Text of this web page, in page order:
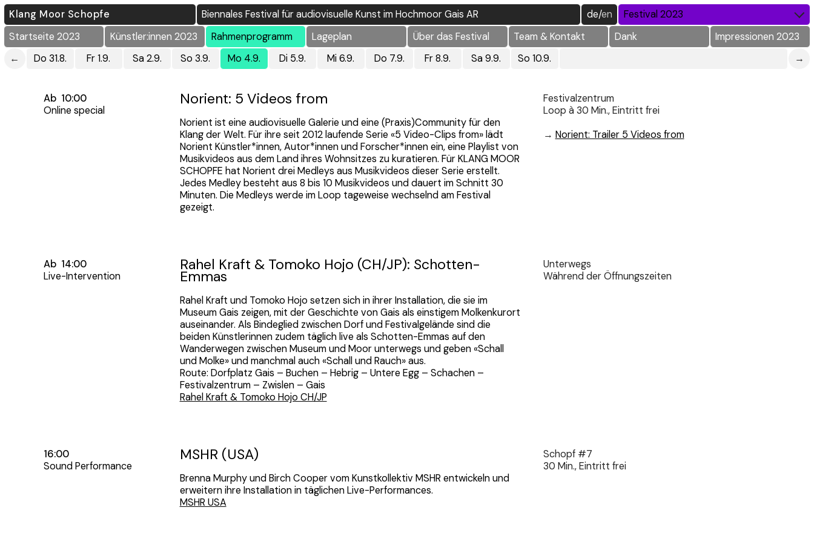
Klang Moor Schopfe Biennales Festival für audiovisuelle Kunst im Hochmoor Gais AR de/en
Festival 2023
Startseite 2023
Künstler:innen 2023 Rahmenprogramm Lageplan Über das Festival Team & Kontakt Dank
Impressionen 2023
←
Do 31.8. Fr 1.9. Sa 2.9. So 3.9. Mo 4.9. Di 5.9. Mi 6.9. Do 7.9. Fr 8.9. Sa 9.9. So 10.9. →
Ab 10:00
Online special
Norient: 5 Videos from
Norient ist eine audiovisuelle Galerie und eine (Praxis)Community für den
Klang der Welt. Für ihre seit 2012 laufende Serie «5 Video-Clips from» lädt
Norient Künstler*innen, Autor*innen und Forscher*innen ein, eine Playlist von
Musikvideos aus dem Land ihres Wohnsitzes zu kuratieren. Für KLANG MOOR
SCHOPFE hat Norient drei Medleys aus Musikvideos dieser Serie erstellt.
Jedes Medley besteht aus 8 bis 10 Musikvideos und dauert im Schnitt 30
Minuten. Die Medleys werde im Loop tageweise wechselnd am Festival
gezeigt.
Festivalzentrum
Loop à 30 Min., Eintritt frei
→ Norient: Trailer 5 Videos from
Ab 14:00
Live-Intervention
Rahel Kraft & Tomoko Hojo (CH/JP): Schotten-
Emmas
Rahel Kraft und Tomoko Hojo setzen sich in ihrer Installation, die sie im
Museum Gais zeigen, mit der Geschichte von Gais als einstigem Molkenkurort
auseinander. Als Bindeglied zwischen Dorf und Festivalgelände sind die
beiden Künstlerinnen zudem täglich live als Schotten-Emmas auf den
Wanderwegen zwischen Museum und Moor unterwegs und geben «Schall
und Molke» und manchmal auch «Schall und Rauch» aus.
Route: Dorfplatz Gais – Buchen – Hebrig – Untere Egg – Schachen –
Festivalzentrum – Zwislen – Gais
Rahel Kraft & Tomoko Hojo CH/JP
Unterwegs
Während der Öffnungszeiten
16:00
Sound Performance
MSHR (USA)
Brenna Murphy und Birch Cooper vom Kunstkollektiv MSHR entwickeln und
erweitern ihre Installation in täglichen Live-Performances.
MSHR USA
Schopf #7
30 Min., Eintritt frei